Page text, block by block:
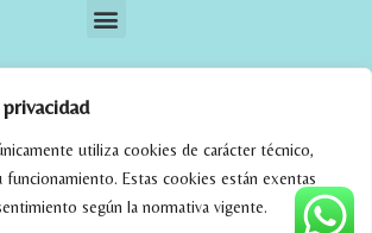
utiliza cookies de carácter técnico,
funcionamiento. Estas cookies están exentas
según la normativa vigente.
© 2023. Designed By W Media